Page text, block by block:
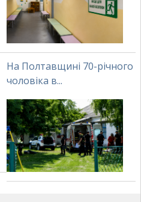
На Полтавщині 70-річного
чоловіка в...